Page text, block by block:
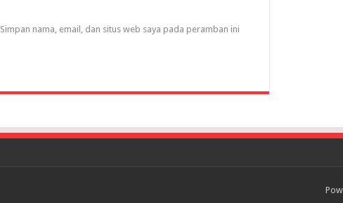
Simpan nama, email, dan situs web saya pada peramban ini